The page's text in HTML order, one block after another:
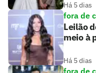
Há 5 dias
fora de
Leilão
meio à
Há 5 dias